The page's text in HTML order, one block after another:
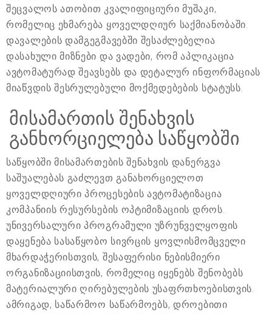
შეცვალოს ათობით კვალიფიციური მუშაკი,
რომელიც ეხმარება ყოველდღიურ საქმიანობაში.
დავალების დამგეგმავებში შესაძლებელია
დასახული მიზნები და ვადები, რომ აპლიკაცია
ავტომატურად შეავსებს და დეტალურ ინფორმაციას
მიაწვდის შესრულებული მოქმედებების სტატუსს.
მისამართის შენახვის
განხორციელება საწყობში
საწყობში მისამართების შენახვის დანერგვა
საშუალებას გაძლევთ განახორციელოთ
ყოველდღიური პროცესების ავტომატიზაცია
კომპანიის რესურსების ოპტიმიზაციის დროს.
უნივერსალური პროგრამული უზრუნველყოფის
დაყენება სასაწყობო სივრცის ყოვლისმომცველი
მხარდაჭერისთვის, შესაფერისი ნებისმიერი
ორგანიზაციისთვის, რომელიც იყენებს შენობებს
მატერიალური ღირებულების უსაფრთხოებისთვის.
ამრიგად, საწარმოო საწარმოებს, დროებითი